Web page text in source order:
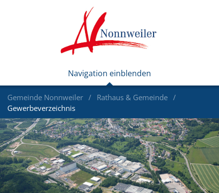
Gemeinde Nonnweiler
Rathaus & Gemeinde
Gewerbeverzeichnis